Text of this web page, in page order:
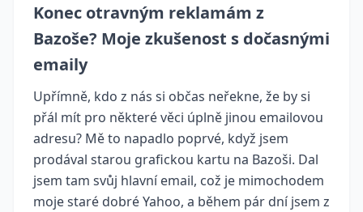
Konec otravným reklamám z
Bazoše? Moje zkušenost s dočasnými
emaily
Upřímně, kdo z nás si občas neřekne, že by si
přál mít pro některé věci úplně jinou emailovou
adresu? Mě to napadlo poprvé, když jsem
prodával starou grafickou kartu na Bazoši. Dal
jsem tam svůj hlavní email, což je mimochodem
moje staré dobré Yahoo, a během pár dní jsem z